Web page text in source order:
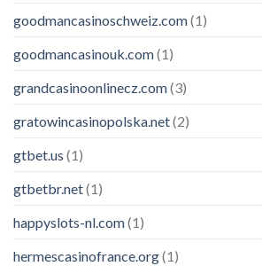
goodmancasinoschweiz.com(1)
goodmancasinouk.com(1)
grandcasinoonlinecz.com(3)
gratowincasinopolska.net(2)
gtbet.us (1)
gtbetbr.net(1)
happyslots-nl.com(1)
hermescasinofrance.org(1)